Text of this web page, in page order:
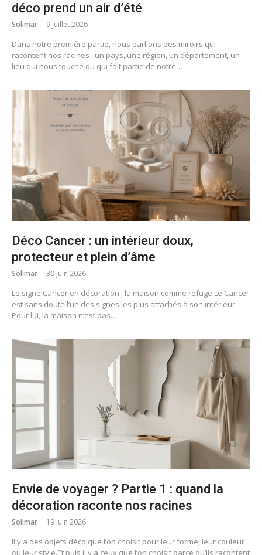
déco prend un air d’été
Solimar 9 juillet 2026
Dans notre première partie, nous parlions des miroirs qui
racontent nos racines : un pays, une région, un département, un
lieu qui nous touche ou qui fait partie de notre…
Déco Cancer : un intérieur doux,
protecteur et plein d’âme
Solimar 30 juin 2026
Le signe Cancer en décoration : la maison comme refuge Le Cancer
est sans doute l’un des signes les plus attachés à son intérieur.
Pour lui, la maison n’est pas…
Envie de voyager ? Partie 1 : quand la
décoration raconte nos racines
Solimar 19 juin 2026
Il y a des objets déco que l’on choisit pour leur forme, leur couleur
ou leur style.Et puis il y a ceux que l’on choisit parce qu’ils racontent